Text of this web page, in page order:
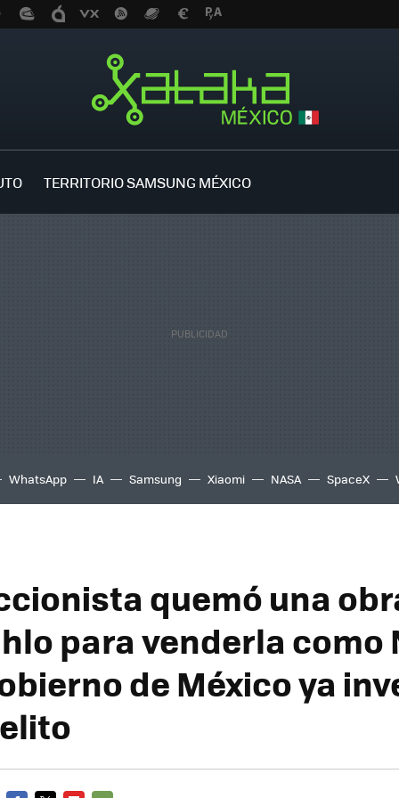
TERRITORIO SAMSUNG MÉXICO
WhatsApp IA Samsung Xiaomi NASA SpaceX
quemó una
para venderla como
de México ya